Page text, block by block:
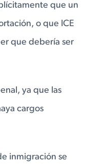
que un
o que ICE
que debería ser
ya que las
cargos
inmigración se